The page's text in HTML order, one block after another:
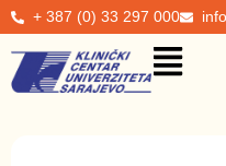
+ 387 (0) 33 297 000